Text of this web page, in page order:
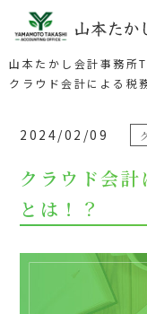
クラウド会計による税
本たかし会計事務所】
山本たかし会計事務所
クラウド会計による税
2024/02/09
クラウド会
とは！？